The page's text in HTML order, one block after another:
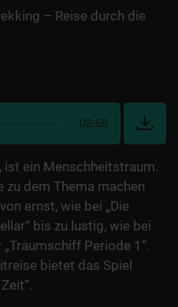
– Reise durch die
02:59
ist ein Menschheitstraum.
zu dem Thema machen
ernst, wie bei „Die
bis zu lustig, wie bei
Periode 1“.
bietet das Spiel